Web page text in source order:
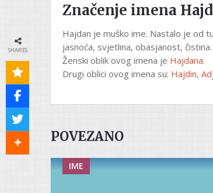
Značenje imena
Hajdan je muško ime. Nastalo je od
jasnoća, svjetlina, obasjanost, čistina.
Ženski oblik ovog imena je Hajdana.
Drugi oblici ovog imena su: Hajdin,
POVEZANO
IME
SHARES